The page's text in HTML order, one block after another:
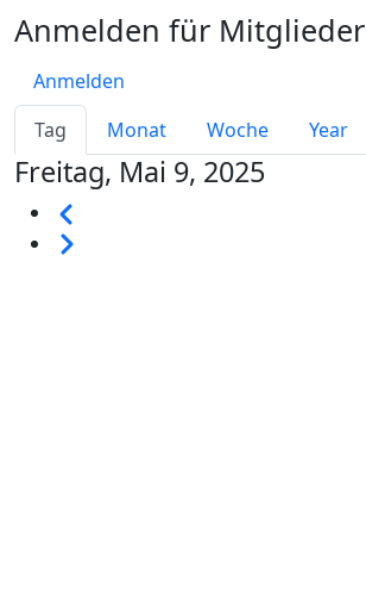
Primary tabs
Tag Monat Woche Year
Freitag, Mai 9, 2025
Seitennummerierung
Weiter
Anmelden für Mitglieder
Anmelden